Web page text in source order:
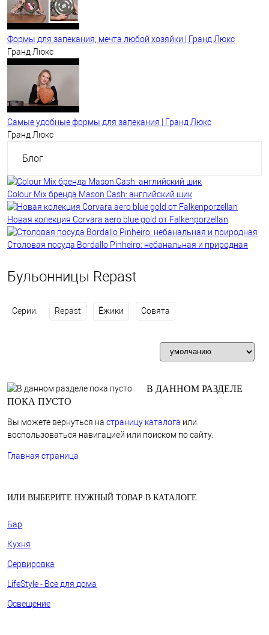
Формы для запекания, мечта любой хозяйки | Гранд Люкс
Гранд Люкс
Самые удобные формы для запекания | Гранд Люкс
Гранд Люкс
Блог
Colour Mix бренда Mason Cash: английский шик
Новая колекция Corvara aero blue gold от Falkenporzellan
Столовая посуда Bordallo Pinheiro: небанальная и природная
Бульонницы Repast
Серии: Repast Ёжики Совята
В ДАННОМ РАЗДЕЛЕ
ПОКА ПУСТО
Вы можете вернуться на страницу каталога или
воспользоваться навигацией или поиском по сайту.
Главная страница
ИЛИ ВЫБЕРИТЕ НУЖНЫЙ ТОВАР В КАТАЛОГЕ.
Бар
Кухня
Сервировка
LifeStyle - Все для дома
Освещение